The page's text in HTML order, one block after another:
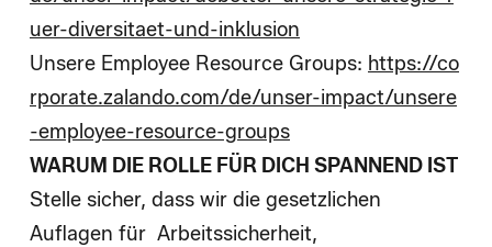
uer-diversitaet-und-inklusion
Unsere Employee Resource Groups: https://co
rporate.zalando.com/de/unser-impact/unsere
-employee-resource-groups
WARUM DIE ROLLE FÜR DICH SPANNEND IST
Stelle sicher, dass wir die gesetzlichen
Auflagen für Arbeitssicherheit,